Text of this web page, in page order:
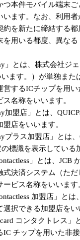
つ本件モバイル端末
います。なお、利用
約を新たに締結する
を用いる都度、異な
」とは、株式会社ジ
います。）が単独ま
営するICチップを用
名称をいいます。
加盟店」とは、
店をいいます。
プラス加盟店」とは
標識を表示している
」とは、JCB
式決済システム（ただ
ービス名称をいいます
加盟店」とは
選択できる加盟店をい
コンタクトレス」
IC チップを用いた非